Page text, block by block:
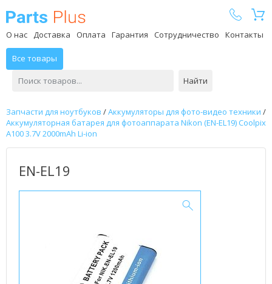
О нас Доставка Оплата Гарантия Сотрудничество Контакты
Все товары
Найти
Запчасти для ноутбуков /Аккумуляторы для фото-видео техники /
Аккумуляторная батарея для фотоаппарата Nikon (EN-EL19) Coolpix
A100 3.7V 2000mAh Li-ion
EN-EL19